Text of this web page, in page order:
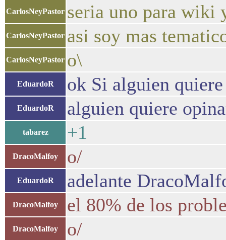
CarlosNeyPastor seria uno para wiki
CarlosNeyPastor asi soy mas
CarlosNeyPastor o\
EduardoR ok Si alguien
EduardoR alguien quiere
tabarez +1
DracoMalfoy o/
EduardoR adelante
DracoMalfoy el 80% de los
DracoMalfoy o/